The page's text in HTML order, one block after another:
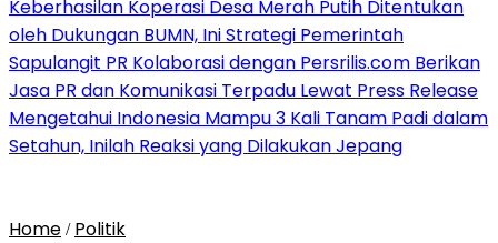
Keberhasilan Koperasi Desa Merah Putih Ditentukan
oleh Dukungan BUMN, Ini Strategi Pemerintah
Sapulangit PR Kolaborasi dengan Persrilis.com Berikan
Jasa PR dan Komunikasi Terpadu Lewat Press Release
Mengetahui Indonesia Mampu 3 Kali Tanam Padi dalam
Setahun, Inilah Reaksi yang Dilakukan Jepang
Home / Politik